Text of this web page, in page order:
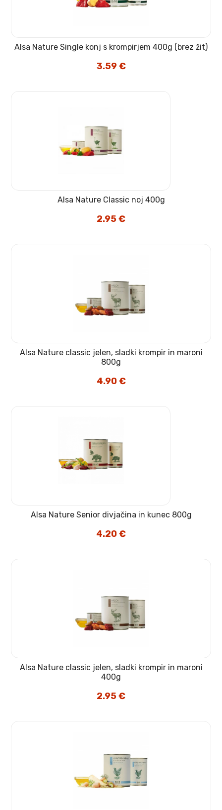
Alsa Nature Single konj s krompirjem 400g (brez žit)
3.59€
Alsa Nature Classic noj 400g
2.95€
Alsa Nature classic jelen, sladki krompir in maroni
800g
4.90€
Alsa Nature Senior divjačina in kunec 800g
4.20€
Alsa Nature classic jelen, sladki krompir in maroni
400g
2.95€